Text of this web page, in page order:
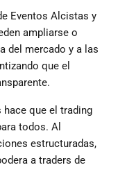
Eventos Alcistas y
ampliarse o
del mercado y a las
que el
hace que el trading
todos. Al
estructuradas,
a traders de